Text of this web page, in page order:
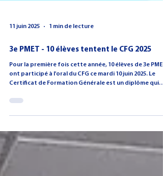
11 juin 2025 1 min de lecture
3e PMET - 10 élèves tentent le CFG 2025
ont participé à l'oral du CFG ce mardi 10 juin 2025. Le
valide des compétences en lien avec l'oralité et la vie
Collège Anne de Beaujeu, à Moulins que nous
pour la qualité de leur accueil !